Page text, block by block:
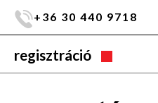
+36 30 440 9718
regisztráció